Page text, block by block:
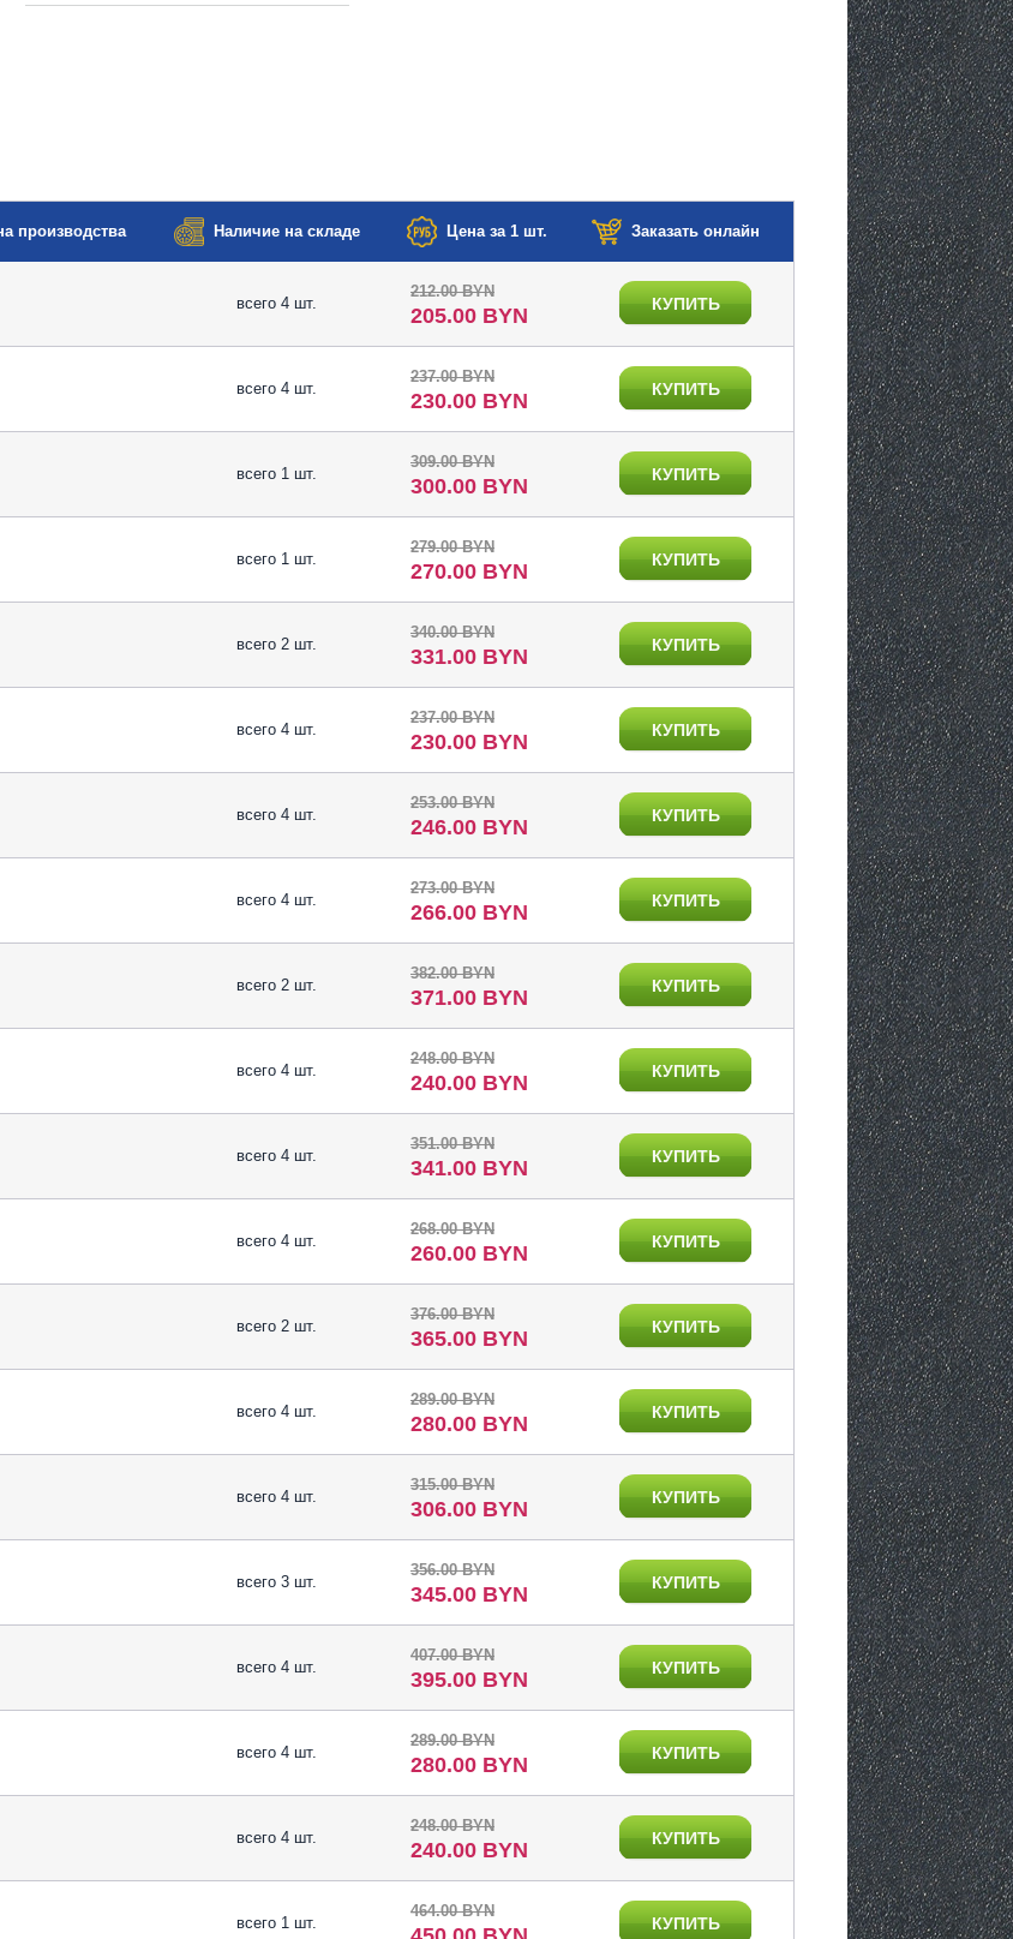
производства Наличие на складе Цена за 1 шт. Заказать онлайн
всего 4 шт.
212.00 BYN
205.00 BYN КУПИТЬ
всего 4 шт.
237.00 BYN
230.00 BYN КУПИТЬ
всего 1 шт.
309.00 BYN
300.00 BYN КУПИТЬ
всего 1 шт.
279.00 BYN
270.00 BYN КУПИТЬ
всего 2 шт.
340.00 BYN
331.00 BYN КУПИТЬ
всего 4 шт.
237.00 BYN
230.00 BYN КУПИТЬ
всего 4 шт.
253.00 BYN
246.00 BYN КУПИТЬ
всего 4 шт.
273.00 BYN
266.00 BYN КУПИТЬ
всего 2 шт.
382.00 BYN
371.00 BYN КУПИТЬ
всего 4 шт.
248.00 BYN
240.00 BYN КУПИТЬ
всего 4 шт.
351.00 BYN
341.00 BYN КУПИТЬ
всего 4 шт.
268.00 BYN
260.00 BYN КУПИТЬ
всего 2 шт.
376.00 BYN
365.00 BYN КУПИТЬ
всего 4 шт.
289.00 BYN
280.00 BYN КУПИТЬ
всего 4 шт.
315.00 BYN
306.00 BYN КУПИТЬ
всего 3 шт.
356.00 BYN
345.00 BYN КУПИТЬ
всего 4 шт.
407.00 BYN
395.00 BYN КУПИТЬ
всего 4 шт.
289.00 BYN
280.00 BYN КУПИТЬ
всего 4 шт.
248.00 BYN
240.00 BYN КУПИТЬ
всего 1 шт.
464.00 BYN
КУПИТЬ